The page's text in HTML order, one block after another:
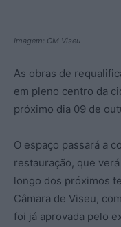
Imagem: CM Viseu
As obras de
em pleno centro da
próximo dia 09 de
O espaço passará a
restauração, que
longo dos próximos
Câmara de Viseu,
foi já aprovada pelo